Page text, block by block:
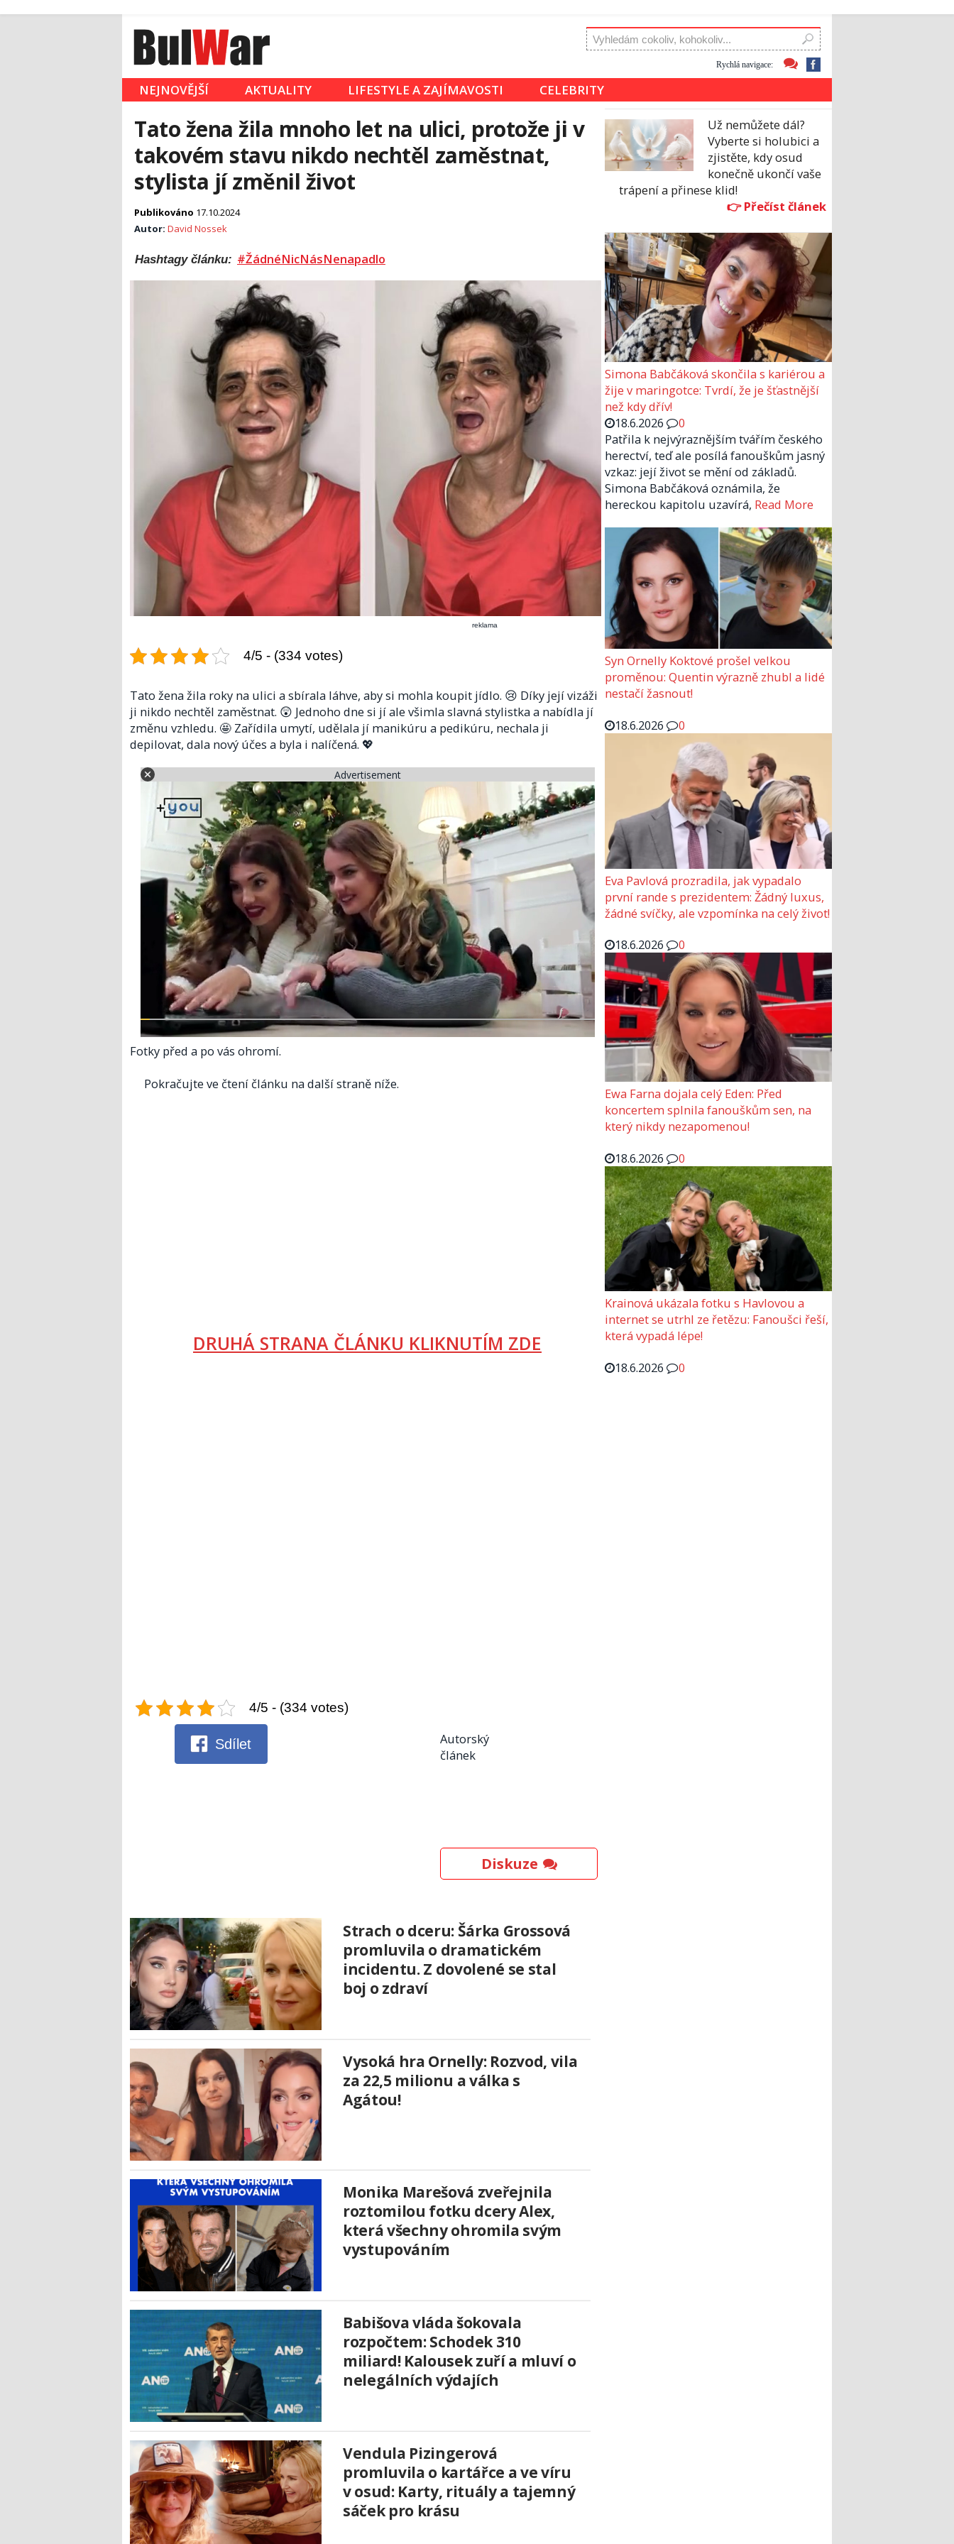
Rychlá navigace:
NEJNOVĚJŠÍ AKTUALITY LIFESTYLE A ZAJÍMAVOSTI CELEBRITY
Tato žena žila mnoho let na ulici, protože ji v
takovém stavu nikdo nechtěl zaměstnat,
stylista jí změnil život
Publikováno 17.10.2024
Autor: David Nossek
Hashtagy článku: #ŽádnéNicNásNenapadlo
reklama
4/5 - (334 votes)
Tato žena žila roky na ulici a sbírala láhve, aby si mohla koupit jídlo. 😢 Díky její vizáži
ji nikdo nechtěl zaměstnat. 😲 Jednoho dne si jí ale všimla slavná stylistka a nabídla jí
změnu vzhledu. 🤩 Zařídila umytí, udělala jí manikúru a pedikúru, nechala ji
depilovat, dala nový účes a byla i nalíčená. 💖
Advertisement
Fotky před a po vás ohromí.
Pokračujte ve čtení článku na další straně níže.
DRUHÁ STRANA ČLÁNKU KLIKNUTÍM ZDE
4/5 - (334 votes)
Sdílet
Autorský
článek
Diskuze
Strach o dceru: Šárka Grossová
promluvila o dramatickém
incidentu. Z dovolené se stal
boj o zdraví
Vysoká hra Ornelly: Rozvod, vila
za 22,5 milionu a válka s
Agátou!
Monika Marešová zveřejnila
roztomilou fotku dcery Alex,
která všechny ohromila svým
vystupováním
Babišova vláda šokovala
rozpočtem: Schodek 310
miliard! Kalousek zuří a mluví o
nelegálních výdajích
Vendula Pizingerová
promluvila o kartářce a ve víru
v osud: Karty, rituály a tajemný
sáček pro krásu
Už nemůžete dál?
Vyberte si holubici a
zjistěte, kdy osud
konečně ukončí vaše
trápení a přinese klid!
Simona Babčáková skončila s kariérou a
žije v maringotce: Tvrdí, že je šťastnější
než kdy dřív!
18.6.2026
0
Patřila k nejvýraznějším tvářím českého
herectví, teď ale posílá fanouškům jasný
vzkaz: její život se mění od základů.
Simona Babčáková oznámila, že
hereckou kapitolu uzavírá, Read More
Syn Ornelly Koktové prošel velkou
proměnou: Quentin výrazně zhubl a lidé
nestačí žasnout!
18.6.2026
0
Eva Pavlová prozradila, jak vypadalo
první rande s prezidentem: Žádný luxus,
žádné svíčky, ale vzpomínka na celý život!
18.6.2026
0
Ewa Farna dojala celý Eden: Před
koncertem splnila fanouškům sen, na
který nikdy nezapomenou!
18.6.2026
0
Krainová ukázala fotku s Havlovou a
internet se utrhl ze řetězu: Fanoušci řeší,
která vypadá lépe!
18.6.2026
0